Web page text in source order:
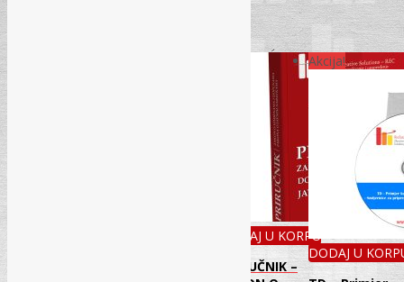
DODAJ U KORPU
PRIRUČNIK –
Akcija!
DODAJ U